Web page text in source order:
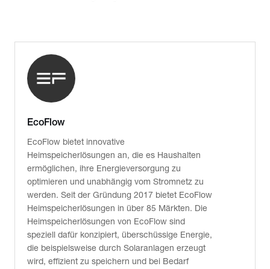
EcoFlow
EcoFlow bietet innovative
Heimspeicherlösungen an, die es Haushalten
ermöglichen, ihre Energieversorgung zu
optimieren und unabhängig vom Stromnetz zu
werden. Seit der Gründung 2017 bietet EcoFlow
Heimspeicherlösungen in über 85 Märkten. Die
Heimspeicherlösungen von EcoFlow sind
speziell dafür konzipiert, überschüssige Energie,
die beispielsweise durch Solaranlagen erzeugt
wird, effizient zu speichern und bei Bedarf